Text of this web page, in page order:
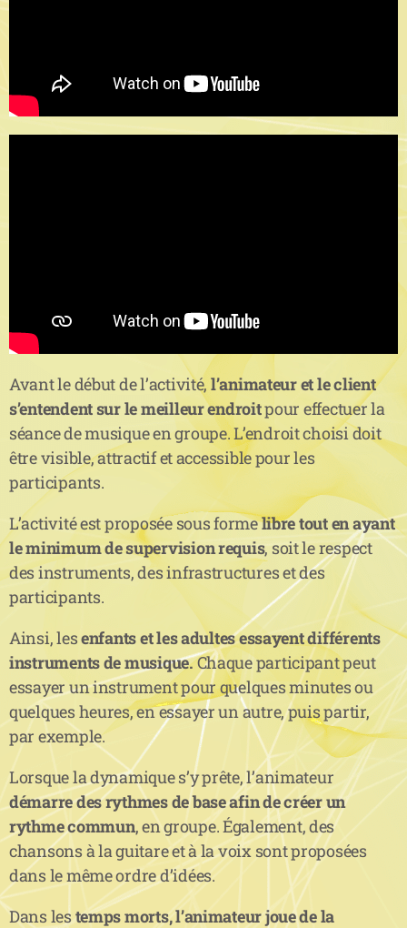
Avant le début de l’activité, l’animateur et le client
s’entendent sur le meilleur endroitpour effectuer la
séance de musique en groupe. L’endroit choisi doit
être visible, attractif et accessible pour les
participants.
L’activité est proposée sous formelibre tout en ayant
le minimum de supervision requis, soit le respect
des instruments, des infrastructures et des
participants.
Ainsi, lesenfants et les adultes essayent différents
instruments de musique.Chaque participant peut
essayer un instrument pour quelques minutes ou
quelques heures, en essayer un autre, puis partir,
par exemple.
Lorsque la dynamique s’y prête, l’animateur
démarre des rythmes de base afin de créer un
rythme commun, en groupe. Également, des
chansons à la guitare et à la voix sont proposées
dans le même ordre d’idées.
Dans les temps morts, l’animateur joue de la